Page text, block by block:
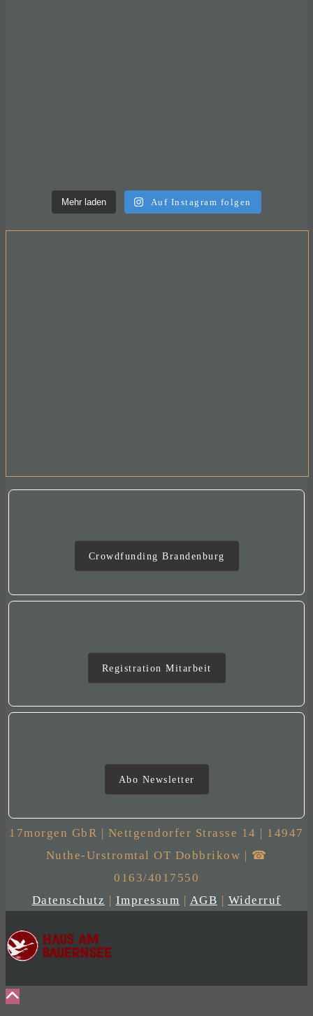
Mehr laden Auf Instagram folgen
Crowdfunding Brandenburg
Mitarbeit
Registration Mitarbeit
Abo Newsletter
17morgen GbR | Nettgendorfer Strasse 14 | 14947
Nuthe-Urstromtal OT Dobbrikow | ☎
0163/4017550
Datenschutz | Impressum | AGB | Widerruf